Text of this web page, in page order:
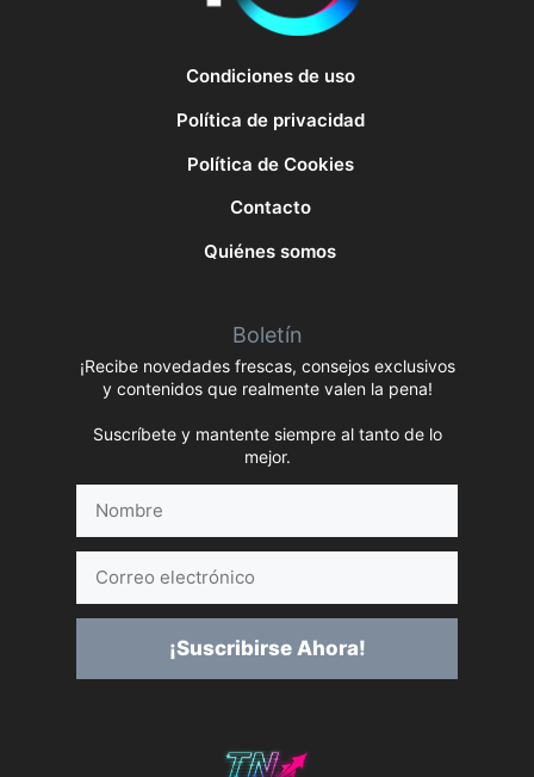
Condiciones de uso
Política de privacidad
Política de Cookies
Contacto
Quiénes somos
Boletín
¡Recibe novedades frescas, consejos exclusivos
y contenidos que realmente valen la pena!
Suscríbete y mantente siempre al tanto de lo
mejor.
electrónico
¡Suscribirse Ahora!